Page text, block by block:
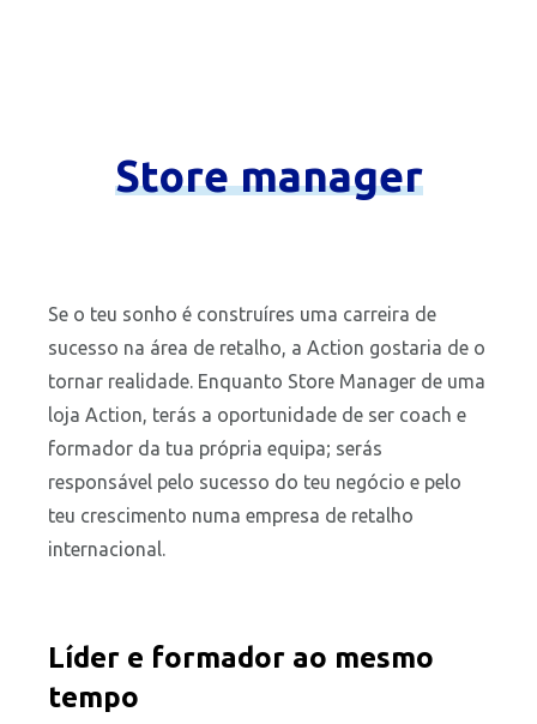
Store manager
Se o teu sonho é construíres uma carreira de
sucesso na área de retalho, a Action gostaria de o
tornar realidade. Enquanto Store Manager de uma
loja Action, terás a oportunidade de ser coach e
formador da tua própria equipa; serás
responsável pelo sucesso do teu negócio e pelo
teu crescimento numa empresa de retalho
internacional.
Líder e formador ao mesmo
tempo